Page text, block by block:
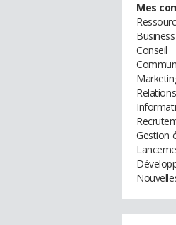
Mes
Conseil
Gestion